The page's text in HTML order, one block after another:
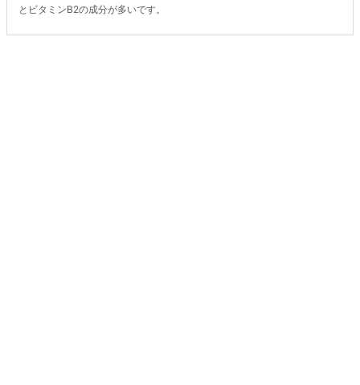
とビタミンB2の成分が多いです。